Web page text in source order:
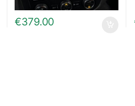
€379.00